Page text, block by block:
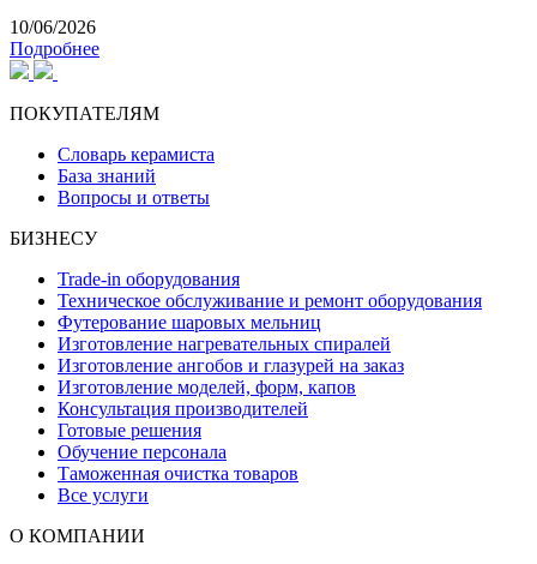
10/06/2026
Подробнее
ПОКУПАТЕЛЯМ
Словарь керамиста
База знаний
Вопросы и ответы
БИЗНЕСУ
Trade-in оборудования
Техническое обслуживание и ремонт оборудования
Футерование шаровых мельниц
Изготовление нагревательных спиралей
Изготовление ангобов и глазурей на заказ
Изготовление моделей, форм, капов
Консультация производителей
Готовые решения
Обучение персонала
Таможенная очистка товаров
Все услуги
О КОМПАНИИ